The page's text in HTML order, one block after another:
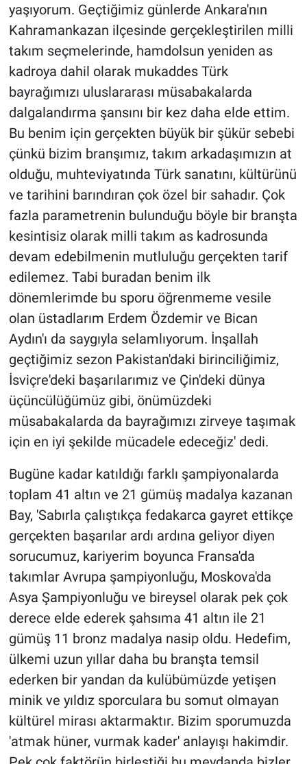
yaşıyorum. Geçtiğimiz günlerde Ankara'nın
Kahramankazan ilçesinde gerçekleştirilen milli
takım seçmelerinde, hamdolsun yeniden as
kadroya dahil olarak mukaddes Türk
bayrağımızı uluslararası müsabakalarda
dalgalandırma şansını bir kez daha elde ettim.
Bu benim için gerçekten büyük bir şükür sebebi
çünkü bizim branşımız, takım arkadaşımızın at
olduğu, muhteviyatında Türk sanatını, kültürünü
ve tarihini barındıran çok özel bir sahadır. Çok
fazla parametrenin bulunduğu böyle bir branşta
kesintisiz olarak milli takım as kadrosunda
devam edebilmenin mutluluğu gerçekten tarif
edilemez. Tabi buradan benim ilk
dönemlerimde bu sporu öğrenmeme vesile
olan üstadlarım Erdem Özdemir ve Bican
Aydın'ı da saygıyla selamlıyorum. İnşallah
geçtiğimiz sezon Pakistan'daki birinciliğimiz,
İsviçre'deki başarılarımız ve Çin'deki dünya
üçüncülüğümüz gibi, önümüzdeki
müsabakalarda da bayrağımızı zirveye taşımak
için en iyi şekilde mücadele edeceğiz' dedi.
Bugüne kadar katıldığı farklı şampiyonalarda
toplam 41 altın ve 21 gümüş madalya kazanan
Bay, 'Sabırla çalıştıkça fedakarca gayret ettikçe
gerçekten başarılar ardı ardına geliyor diyen
sorucumuz, kariyerim boyunca Fransa'da
takımlar Avrupa şampiyonluğu, Moskova'da
Asya Şampiyonluğu ve bireysel olarak pek çok
derece elde ederek şahsıma 41 altın ile 21
gümüş 11 bronz madalya nasip oldu. Hedefim,
ülkemi uzun yıllar daha bu branşta temsil
ederken bir yandan da kulübümüzde yetişen
minik ve yıldız sporculara bu somut olmayan
kültürel mirası aktarmaktır. Bizim sporumuzda
'atmak hüner, vurmak kader' anlayışı hakimdir.